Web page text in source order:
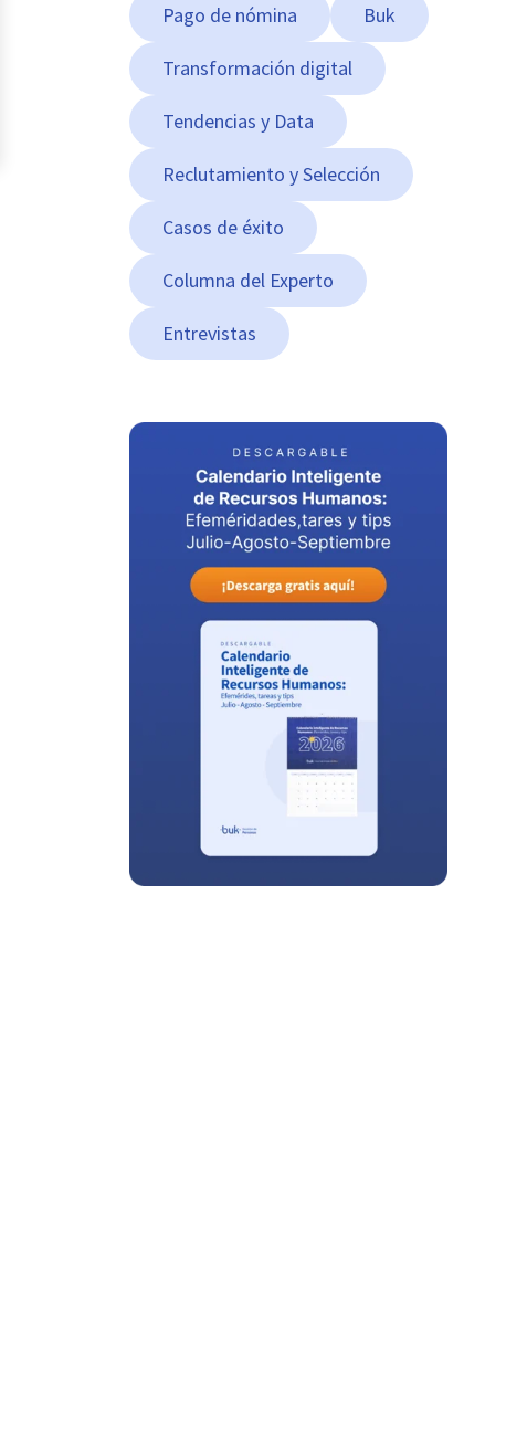
Pago de nómina Buk
Transformación digital
Tendencias y Data
Reclutamiento y Selección
Casos de éxito
Columna del Experto
Entrevistas